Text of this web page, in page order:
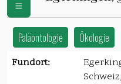
Paläontologie Ökologie
Fundort: